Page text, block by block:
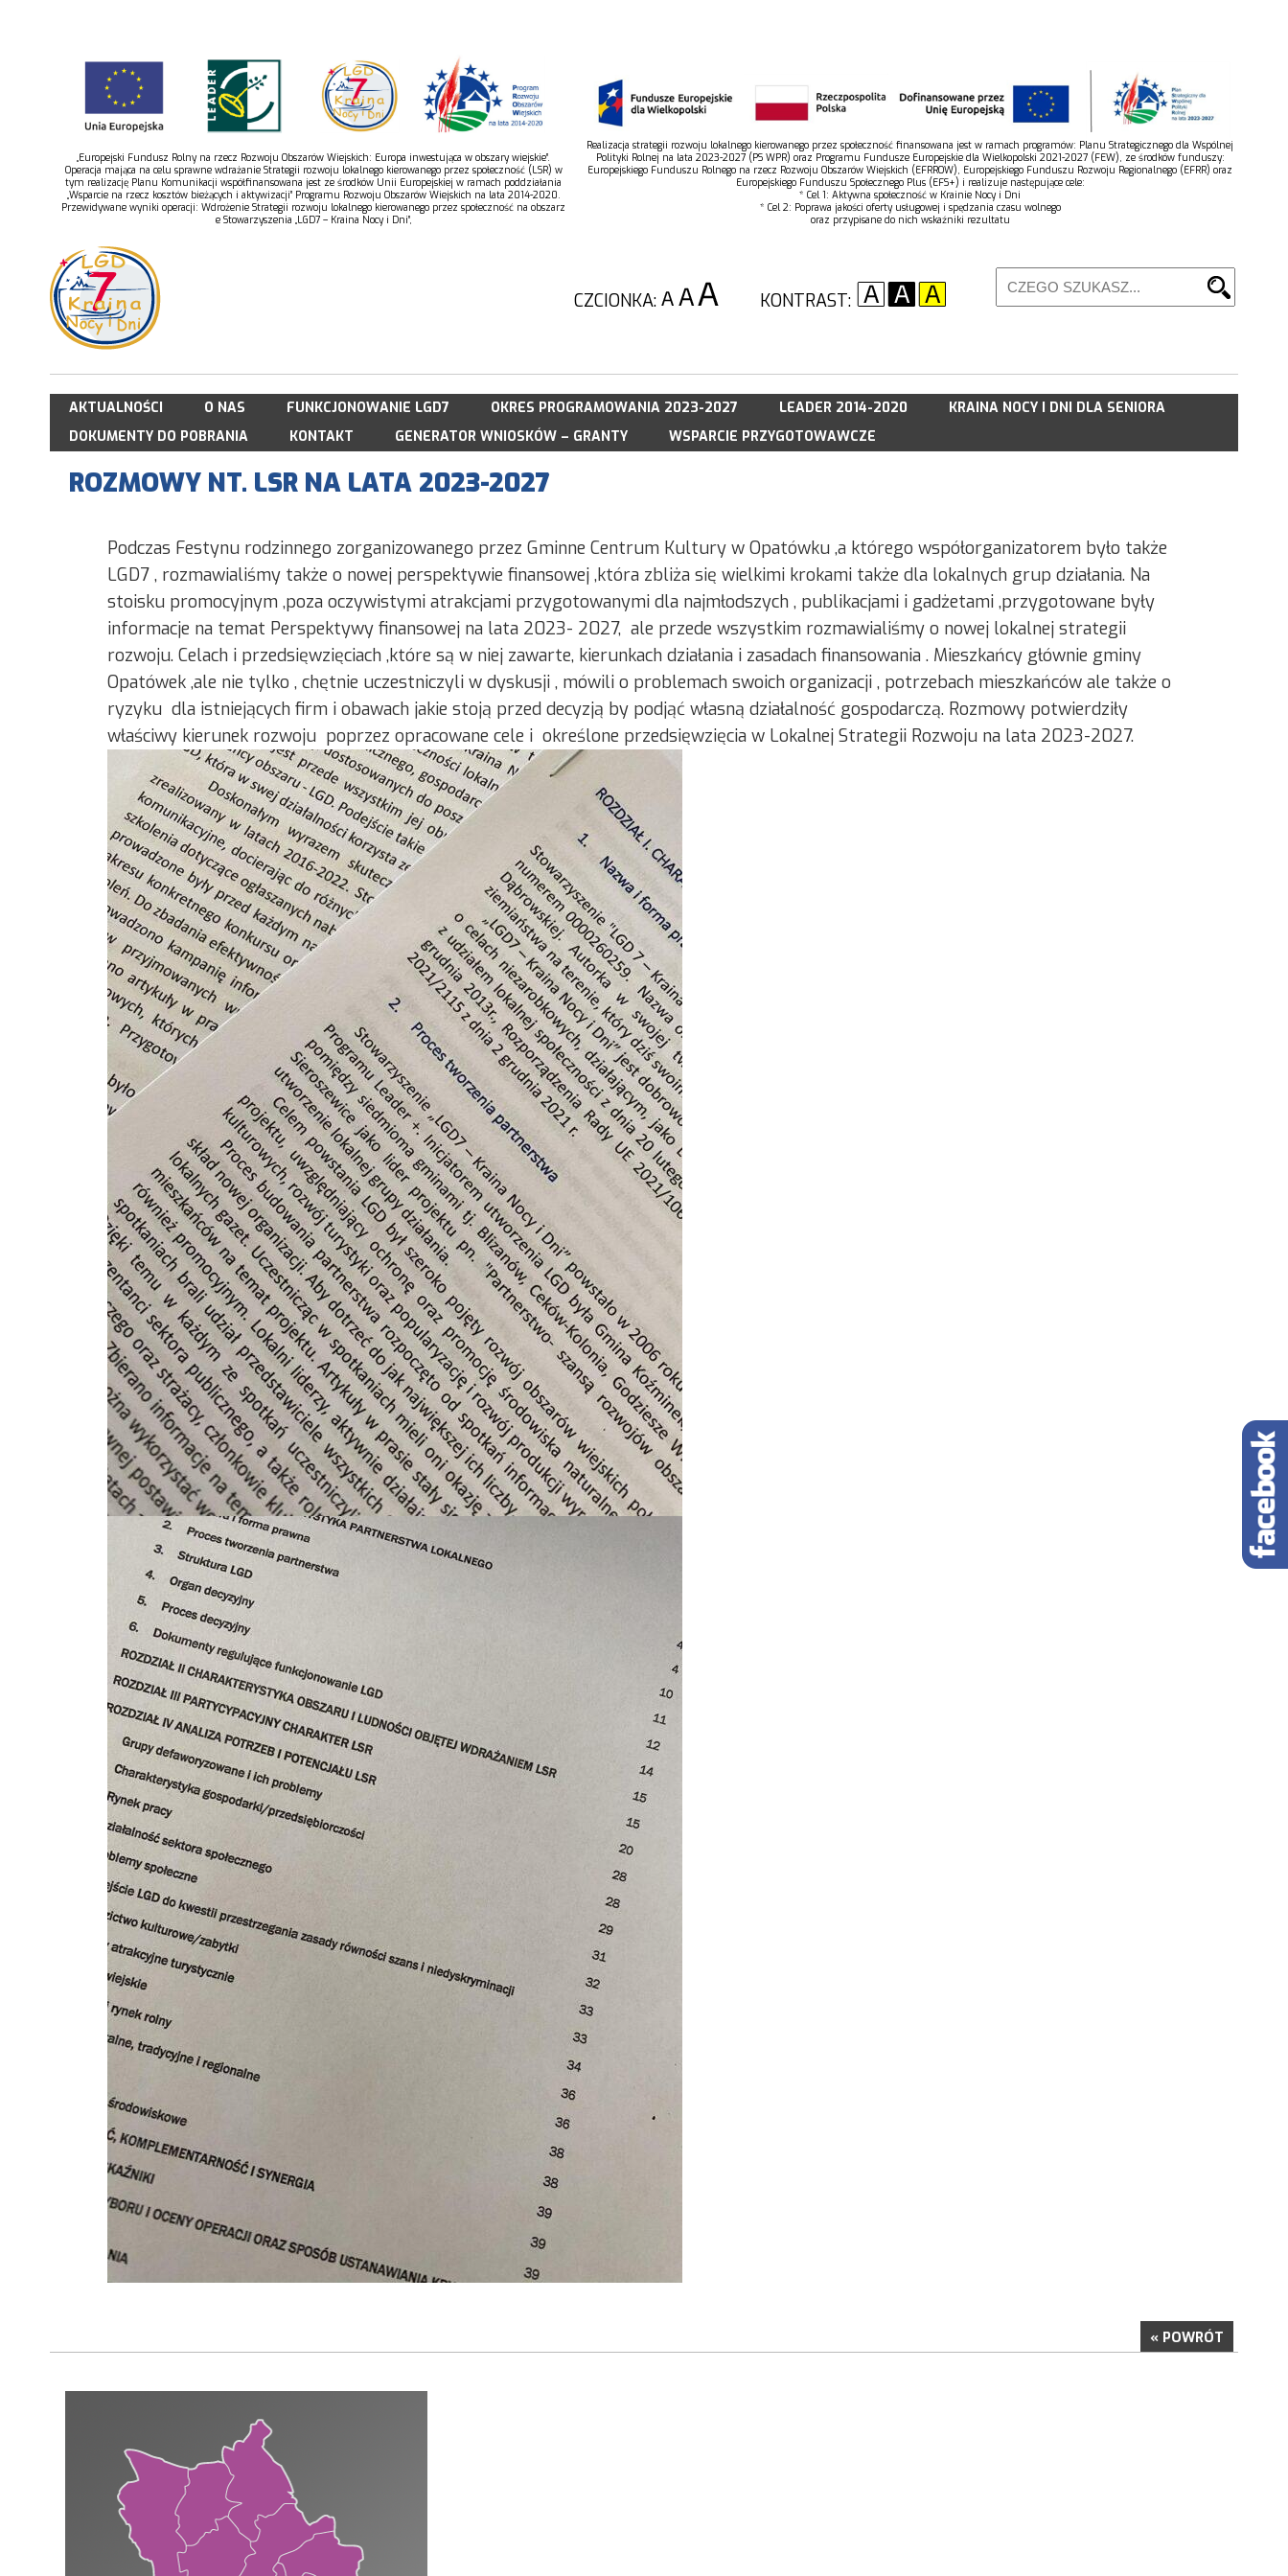
„Europejski Fundusz Rolny na rzecz Rozwoju Obszarów Wiejskich: Europa inwestująca w obszary wiejskie”.
Operacja mająca na celu sprawne wdrażanie Strategii rozwoju lokalnego kierowanego przez społeczność (LSR) w
tym realizację Planu Komunikacji współfinansowana jest ze środków Unii Europejskiej w ramach poddziałania
„Wsparcie na rzecz kosztów bieżących i aktywizacji” Programu Rozwoju Obszarów Wiejskich na lata 2014-2020.
Przewidywane wyniki operacji: Wdrożenie Strategii rozwoju lokalnego kierowanego przez społeczność na obszarz
e Stowarzyszenia „LGD7 – Kraina Nocy i Dni”,
Realizacja strategii rozwoju lokalnego kierowanego przez społeczność finansowana jest w ramach programów: Planu Strategicznego dla Wspólnej
Polityki Rolnej na lata 2023-2027 (PS WPR) oraz Programu Fundusze Europejskie dla Wielkopolski 2021-2027 (FEW), ze środków funduszy:
Europejskiego Funduszu Rolnego na rzecz Rozwoju Obszarów Wiejskich (EFRROW), Europejskiego Funduszu Rozwoju Regionalnego (EFRR) oraz
Europejskiego Funduszu Społecznego Plus (EFS+) i realizuje następujące cele:
* Cel 1: Aktywna społeczność w Krainie Nocy i Dni
* Cel 2: Poprawa jakości oferty usługowej i spędzania czasu wolnego
oraz przypisane do nich wskaźniki rezultatu
KONTRAST:
CZCIONKA:
AKTUALNOŚCI O NAS
LGD7
LISTA CZŁONKÓW LGD7 AKTUALIZACJA 03.2025
REGULAMIN RADY
RODO I PLIKI COOKIES
FUNKCJONOWANIE LGD7
2009
2011
2014
SPRAWOZDAWCZOŚĆ
OKRES PROGRAMOWANIA 2023-2027
DOKUMENTY LSR NA LATA 2023-2027
NABORY
DORADZTWO
SPOTKANIA KONSULTACYJNE
ZREALIZOWANE PROJEKTY GRANTOWE
LEADER 2014-2020
DOKUMENTY LSR NA LATA 2014-2020
DORADZTWO
SPOTKANIA KONSULTACYJNE
ZREALIZOWANE PROJEKTY GRANTOWE
KRAINA NOCY I DNI DLA SENIORA
DOKUMENTY DO POBRANIA
DEKLARACJA CZŁONKOWSKA
ANKIETA EWALUACYJNA
DEKLARACJA NGO
LOGO DO POBRANIA
KONKURSY I WARSZTATY
KSIĘGA WIZUALIZACJI
ARCHIWUM
KONTAKT GENERATOR WNIOSKÓW – GRANTY WSPARCIE PRZYGOTOWAWCZE
ROZMOWY NT. LSR NA LATA 2023-2027
Podczas Festynu rodzinnego zorganizowanego przez Gminne Centrum Kultury w Opatówku ,a którego współorganizatorem było także
LGD7 , rozmawialiśmy także o nowej perspektywie finansowej ,która zbliża się wielkimi krokami także dla lokalnych grup działania. Na
stoisku promocyjnym ,poza oczywistymi atrakcjami przygotowanymi dla najmłodszych , publikacjami i gadżetami ,przygotowane były
informacje na temat Perspektywy finansowej na lata 2023- 2027, ale przede wszystkim rozmawialiśmy o nowej lokalnej strategii
rozwoju. Celach i przedsięwzięciach ,które są w niej zawarte, kierunkach działania i zasadach finansowania . Mieszkańcy głównie gminy
Opatówek ,ale nie tylko , chętnie uczestniczyli w dyskusji , mówili o problemach swoich organizacji , potrzebach mieszkańców ale także o
ryzyku dla istniejących firm i obawach jakie stoją przed decyzją by podjąć własną działalność gospodarczą. Rozmowy potwierdziły
właściwy kierunek rozwoju poprzez opracowane cele i określone przedsięwzięcia w Lokalnej Strategii Rozwoju na lata 2023-2027.
« POWRÓT